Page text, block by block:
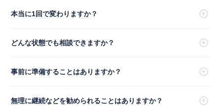
本当に1回で変わりますか？
いないこと」にあります。そのため、方向性が整理されるだけでも、
どんな状態でも相談できますか？
る状態でもご相談いただけます。状況によってはお時間がかかるケー
ます。
事前に準備することはありますか？
丈夫です。
無理に継続などを勧められることはありますか？